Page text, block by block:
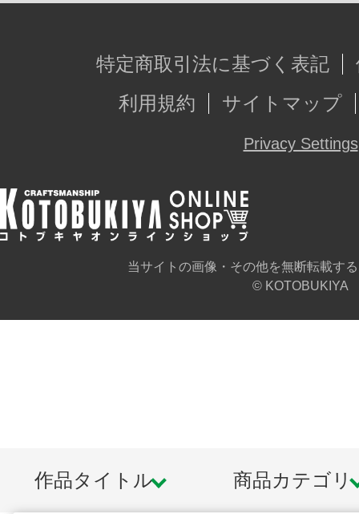
TVアニメ版『マブラヴ オルタネイ
※画像は試作品のものです。実際の
特定商取引法に基づく表記
利用規約
サイトマップ
Privacy Settings
当サイトの画像・その他を無断転載す
© KOTOBUKIYA
作品タイトル 商品カテゴリ